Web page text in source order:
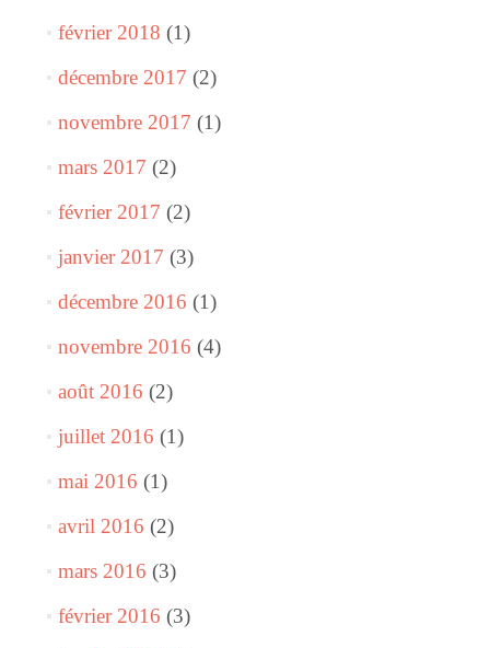
février 2018 (1)
décembre 2017 (2)
novembre 2017 (1)
mars 2017 (2)
février 2017 (2)
janvier 2017 (3)
décembre 2016 (1)
novembre 2016 (4)
août 2016 (2)
juillet 2016 (1)
mai 2016 (1)
avril 2016 (2)
mars 2016 (3)
février 2016 (3)